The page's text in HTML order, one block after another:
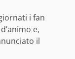
i fan
e,
il